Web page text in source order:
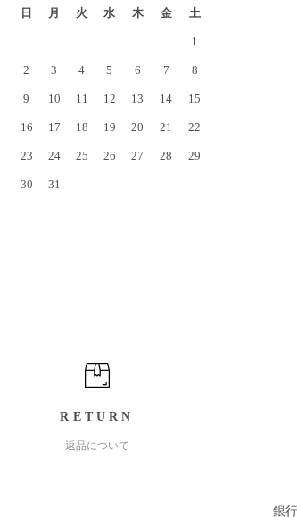
日 月 火 水 木 金 土
1
2 3 4 5 6 7 8
9 10 11 12 13 14 15
16 17 18 19 20 21 22
23 24 25 26 27 28 29
30 31
RETURN
返品について
銀